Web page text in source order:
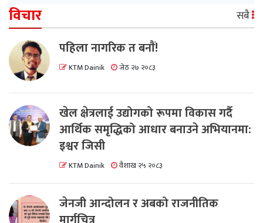
विचार सबै
पहिला नागरिक त बनाैं!
KTM Dainik जेठ २७ २०८३
खेल क्षेत्रलाई उद्योगको रूपमा विकास गर्दै
आर्थिक समृद्धिको आधार बनाउने अभियानमा:
इश्वर जिसी
KTM Dainik वैशाख २५ २०८३
जेनजी आन्दोलन र अबको राजनीतिक